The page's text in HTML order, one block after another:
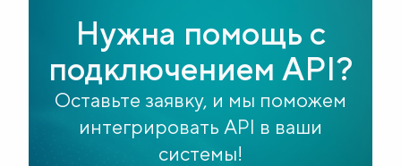
Нужна помощь с
подключением API?
Оставьте заявку, и мы поможем
интегрировать API в ваши
системы!